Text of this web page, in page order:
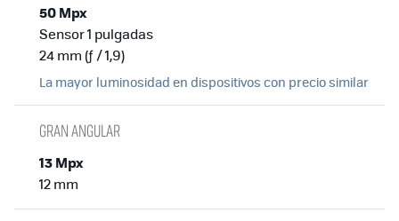
50 Mpx
Sensor 1 pulgadas
24 mm (ƒ / 1,9)
La mayor luminosidad en dispositivos con precio similar
GRAN ANGULAR
13 Mpx
12 mm